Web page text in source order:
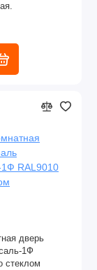
дверь
1Ф
стеклом